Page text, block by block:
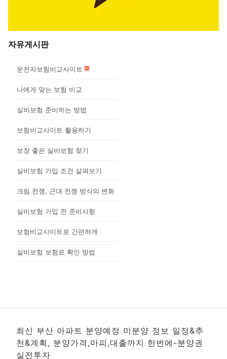
자유게시판
운전자보험비교사이트
나에게 맞는 보험 비교
실비보험 준비하는 방법
보험비교사이트 활용하기
보장 좋은 실비보험 찾기
실비보험 가입 조건 살펴보기
크림 전쟁, 근대 전쟁 방식의 변화
실비보험 가입 전 준비사항
보험비교사이트로 간편하게
실비보험 보험료 확인 방법
최신 부산 아파트 분양예정 미분양 정보 일정&추
천&계획, 분양가격,마피,대출까지 한번에-분양권
실전투자